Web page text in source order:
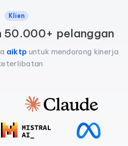
Klien
50.000+ pelanggan
aiktp untuk mendorong kinerja